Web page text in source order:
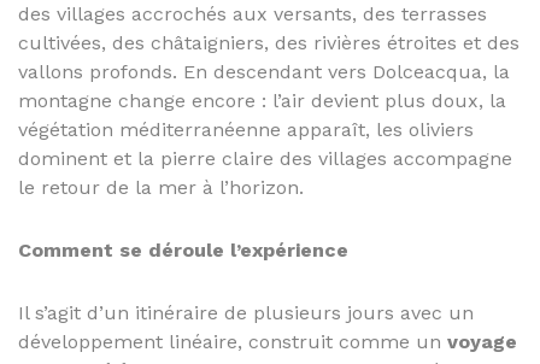
des villages accrochés aux versants, des terrasses
cultivées, des châtaigniers, des rivières étroites et des
vallons profonds. En descendant vers Dolceacqua, la
montagne change encore : l’air devient plus doux, la
végétation méditerranéenne apparaît, les oliviers
dominent et la pierre claire des villages accompagne
le retour de la mer à l’horizon.
Comment se déroule l’expérience
Il s’agit d’un itinéraire de plusieurs jours avec un
développement linéaire, construit comme un voyage